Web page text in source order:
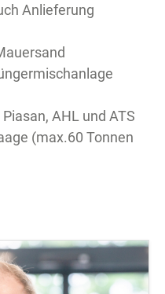
Anlieferung
AHL und ATS
(max.60 Tonnen